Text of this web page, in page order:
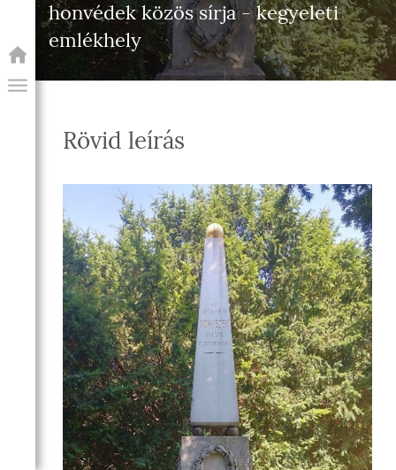
PROGRAM
honvédek közös sírja - kegyeleti
emlékhely
Rövid leírás